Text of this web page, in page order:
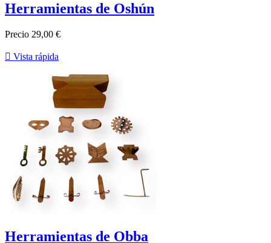
Herramientas de Oshún
Precio 29,00 €
 Vista rápida
Herramientas de Obba